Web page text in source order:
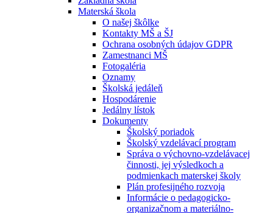
Materská škola
O našej škôlke
Kontakty MŠ a ŠJ
Ochrana osobných údajov GDPR
Zamestnanci MŠ
Fotogaléria
Oznamy
Školská jedáleň
Hospodárenie
Jedálny lístok
Dokumenty
Školský poriadok
Školský vzdelávací program
Správa o výchovno-vzdelávacej
činnosti, jej výsledkoch a
podmienkach materskej školy
Plán profesijného rozvoja
Informácie o pedagogicko-
organizačnom a materiálno-